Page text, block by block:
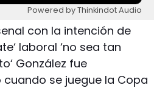
Powered by Thinkindot Audio
con la intención de
laboral ‘no sea tan
González fue
se juegue la Copa